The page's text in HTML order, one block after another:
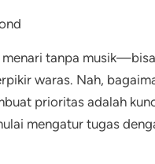
tanpa
waras. Nah,
prioritas adalah
mengatur tugas